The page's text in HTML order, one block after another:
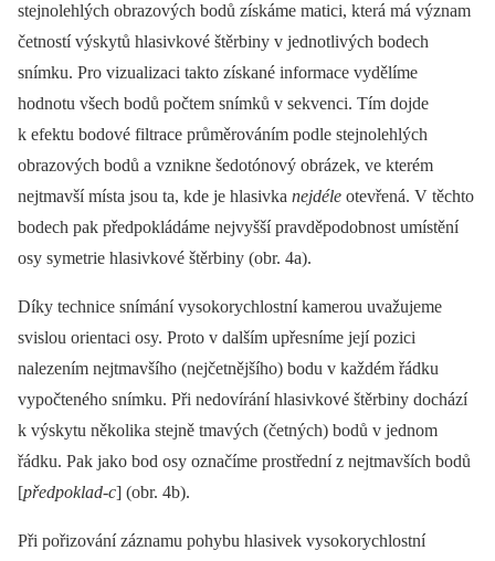
stejnolehlých obrazových bodů získáme matici, která má význam
četností výskytů hlasivkové štěrbiny v jednotlivých bodech
snímku. Pro vizualizaci takto získané informace vydělíme
hodnotu všech bodů počtem snímků v sekvenci. Tím dojde
k efektu bodové filtrace průměrováním podle stejnolehlých
obrazových bodů a vznikne šedotónový obrázek, ve kterém
nejtmavší místa jsou ta, kde je hlasivka nejdéle otevřená. V těchto
bodech pak předpokládáme nejvyšší pravděpodobnost umístění
osy symetrie hlasivkové štěrbiny (obr. 4a).
Díky technice snímání vysokorychlostní kamerou uvažujeme
svislou orientaci osy. Proto v dalším upřesníme její pozici
nalezením nejtmavšího (nejčetnějšího) bodu v každém řádku
vypočteného snímku. Při nedovírání hlasivkové štěrbiny dochází
k výskytu několika stejně tmavých (četných) bodů v jednom
řádku. Pak jako bod osy označíme prostřední z nejtmavších bodů
[předpoklad-c] (obr. 4b).
Při pořizování záznamu pohybu hlasivek vysokorychlostní